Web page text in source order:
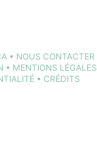
• NOUS CONTACTER
• MENTIONS LÉGALES
•CRÉDITS